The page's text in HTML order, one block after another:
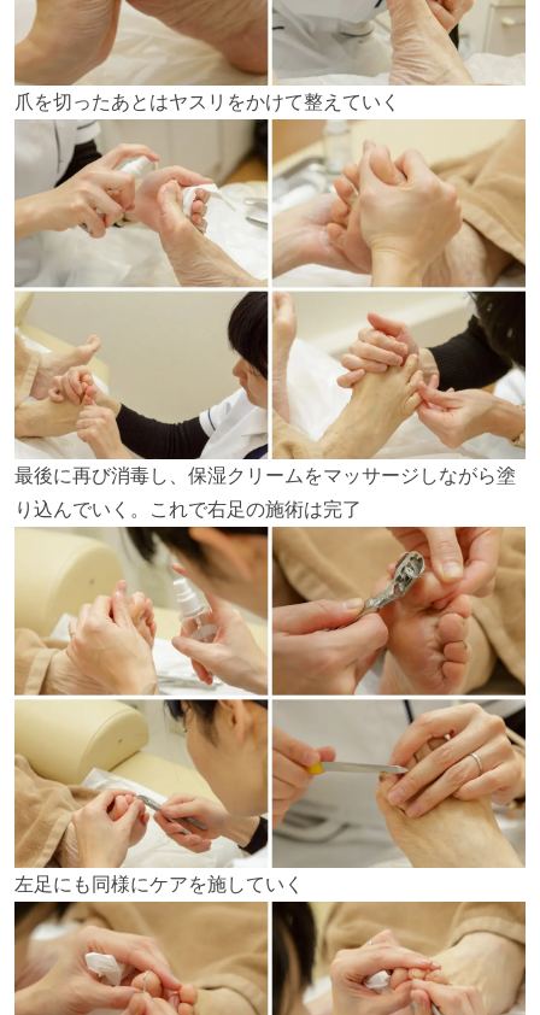
爪を切ったあとはヤスリをかけて整えていく
最後に再び消毒し、保湿クリームをマッサージしながら塗
り込んでいく。これで右足の施術は完了
左足にも同様にケアを施していく